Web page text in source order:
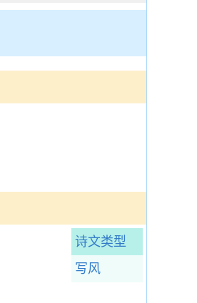
诗文类型
写风